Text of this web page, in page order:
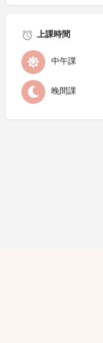
上課時間
中午課
晚間課